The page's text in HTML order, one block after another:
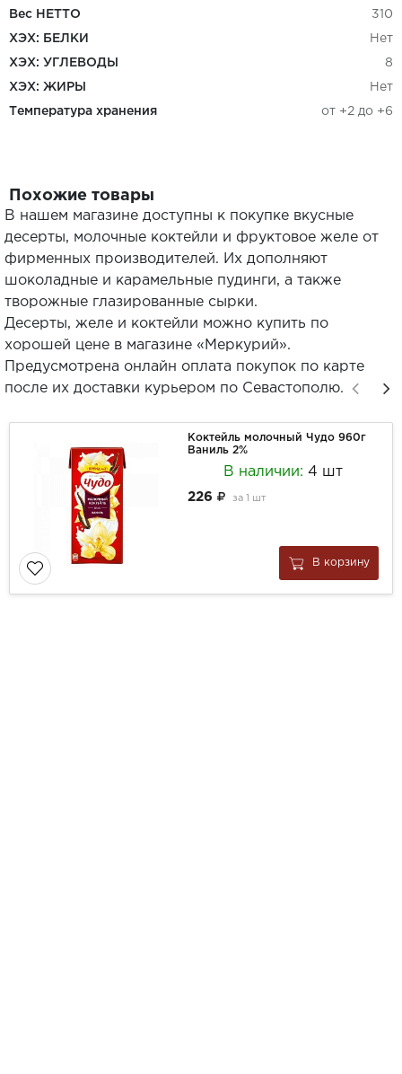
Вес НЕТТО 310
ХЭХ: БЕЛКИ Нет
ХЭХ: УГЛЕВОДЫ 8
ХЭХ: ЖИРЫ Нет
Температура хранения от +2 до +6
Похожие товары
В нашем магазине доступны к покупке вкусные
десерты, молочные коктейли и фруктовое желе от
фирменных производителей. Их дополняют
шоколадные и карамельные пудинги, а также
творожные глазированные сырки.
Десерты, желе и коктейли можно купить по
хорошей цене в магазине «Меркурий».
Предусмотрена онлайн оплата покупок по карте
после их доставки курьером по Севастополю.
Коктейль молочный Чудо 960г
Ваниль 2%
В наличии: 4 шт
226 за 1 шт
В корзину